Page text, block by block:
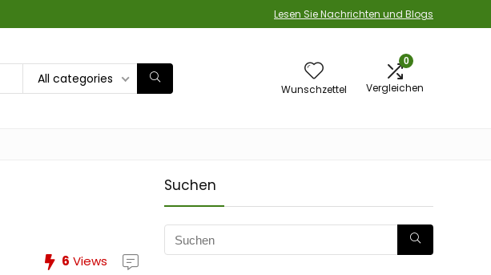
Lesen Sie Nachrichten und Blogs
All categories
Wunschzettel
0
Vergleichen
6 Views
Suchen